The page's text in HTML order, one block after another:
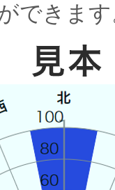
できま